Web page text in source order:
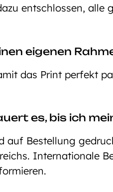
entschlossen, alle
eigenen
das Print perfekt
es, bis ich
auf Bestellung
Internationale